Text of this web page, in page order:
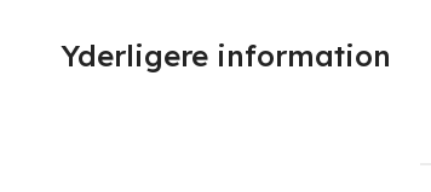
Yderligere information